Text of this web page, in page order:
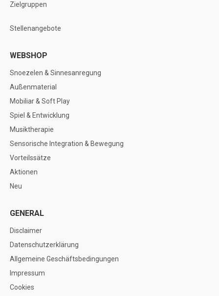
Zielgruppen
Stellenangebote
WEBSHOP
Snoezelen & Sinnesanregung
Außenmaterial
Mobiliar & Soft Play
Spiel & Entwicklung
Musiktherapie
Sensorische Integration & Bewegung
Vorteilssätze
Aktionen
Neu
GENERAL
Disclaimer
Datenschutzerklärung
Allgemeine Geschäftsbedingungen
Impressum
Cookies